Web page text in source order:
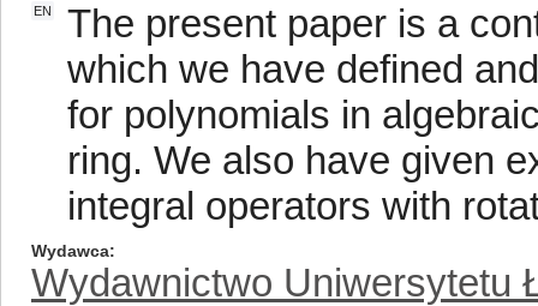
EN
The present paper is a
which we have defined
for polynomials in
ring. We also have given
integral operators with
Wydawca
Wydawnictwo Uniwersytetu